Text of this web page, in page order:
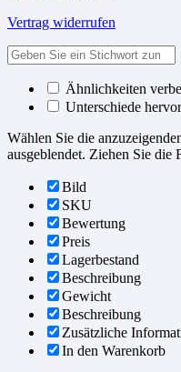
Vertrag widerrufen
Ähnlichkeiten
Unterschiede
Wählen Sie die
ausgeblendet. Ziehen Sie die
Bild
SKU
Bewertung
Preis
Lagerbestand
Beschreibung
Gewicht
Beschreibung
Zusätzliche
In den Warenkorb